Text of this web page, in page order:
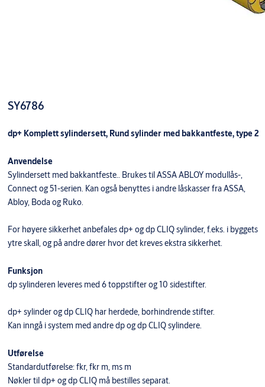
SY6786
dp+ Komplett sylindersett, Rund sylinder med bakkantfeste, type 2
Anvendelse
Sylindersett med bakkantfeste.. Brukes til ASSA ABLOY modullås-,
Connect og 51-serien. Kan også benyttes i andre låskasser fra ASSA,
Abloy, Boda og Ruko.
For høyere sikkerhet anbefales dp+ og dp CLIQ sylinder, f.eks. i byggets
ytre skall, og på andre dører hvor det kreves ekstra sikkerhet.
Funksjon
dp sylinderen leveres med 6 toppstifter og 10 sidestifter.
dp+ sylinder og dp CLIQ har herdede, borhindrende stifter.
Kan inngå i system med andre dp og dp CLIQ sylindere.
Utførelse
Standardutførelse: fkr, fkr m, ms m
Nøkler til dp+ og dp CLIQ må bestilles separat.